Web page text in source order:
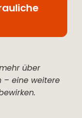
über
– eine weitere